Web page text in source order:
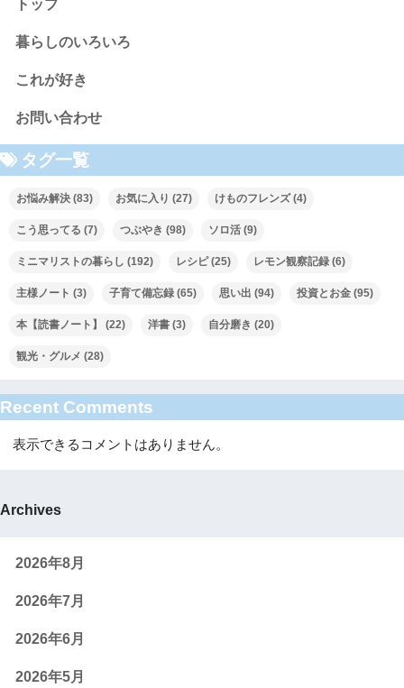
トップ
暮らしのいろいろ
これが好き
お問い合わせ
タグ一覧
お悩み解決 (83) お気に入り (27) けものフレンズ(4)
こう思ってる (7) つぶやき (98) ソロ活 (9)
ミニマリストの暮らし (192) レシピ(25) レモン観察記録 (6)
主様ノート (3) 子育て備忘録 (65) 思い出 (94) 投資とお金 (95)
本【読書ノート】 (22) 洋書 (3) 自分磨き (20)
観光・グルメ (28)
Recent Comments
表示できるコメントはありません。
Archives
2026年8月
2026年7月
2026年6月
2026年5月